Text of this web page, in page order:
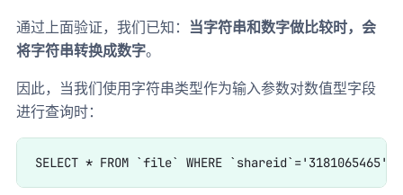
通过上面验证，我们已知： 当字符串和数字做比较时，会
将字符串转换成数字。
因此，当我们使用字符串类型作为输入参数对数值型字段
进行查询时：